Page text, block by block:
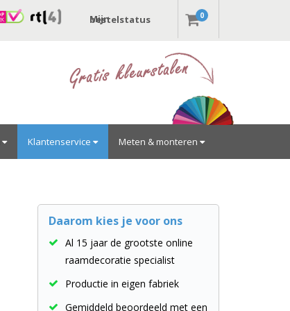
Mijn bestelstatus 0
Klantenservice Meten & monteren
Daarom kies je voor ons
Al 15 jaar de grootste online
raamdecoratie specialist
Productie in eigen fabriek
Gemiddeld beoordeeld met een